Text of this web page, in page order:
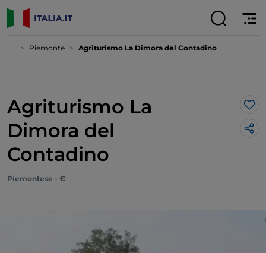
... Piemonte Agriturismo La Dimora del Contadino
Agriturismo La
Dimora del
Contadino
Piemontese - €